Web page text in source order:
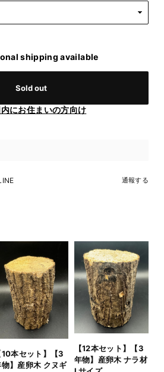
shipping available
Sold out
内にお住まいの方向け
通報する
10本セット】【3
物】産卵木 クヌギ
【12本セット】【3
年物】産卵木 ナラ材